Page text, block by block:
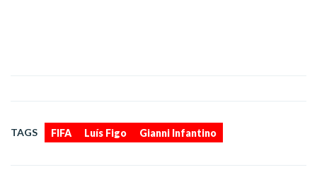
TAGS FIFA Luís Figo Gianni Infantino